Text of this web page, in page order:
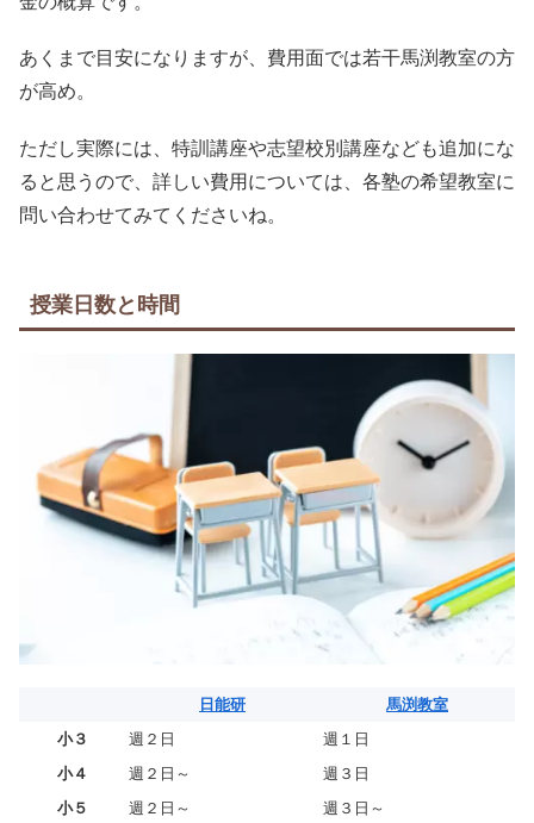
あくまで目安になりますが、費用面では若干馬渕教室の方
が高め。
ただし実際には、特訓講座や志望校別講座なども追加にな
ると思うので、詳しい費用については、各塾の希望教室に
問い合わせてみてくださいね。
授業日数と時間
日能研
馬渕教室
小３
週２日
週１日
小４
週２日～
週３日
小５
週２日～
週３日～